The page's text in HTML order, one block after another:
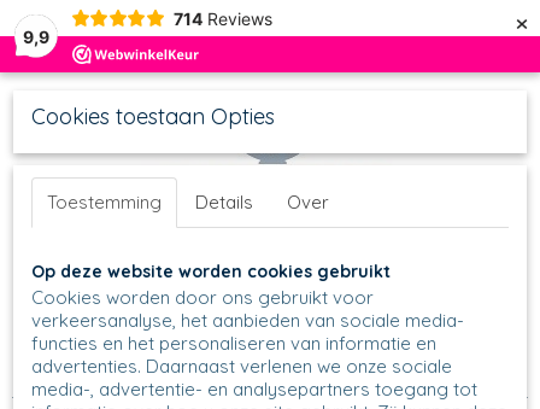
9,9
714 Reviews ×
Geen producten
Home>Schalen>Ronde Schalen >Nestschalen >Nestschaal
57 - Ø 19.5 cm> 57 - Nestschaal - 1359
Cookies toestaan Opties
Toestemming Details Over
Op deze website worden cookies gebruikt
Cookies worden door ons gebruikt voor
verkeersanalyse, het aanbieden van sociale media-
functies en het personaliseren van informatie en
advertenties. Daarnaast verlenen we onze sociale
media-, advertentie- en analysepartners toegang tot